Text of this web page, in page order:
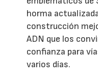
horma
construcción
ADN que los
confianza para
varios días.